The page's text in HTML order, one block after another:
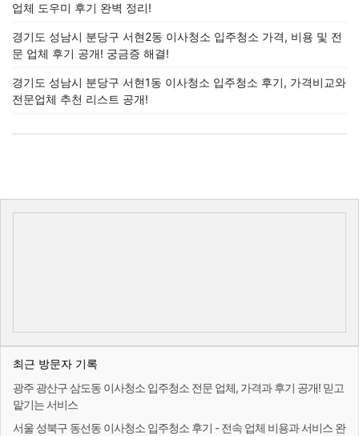
업체 도우미 후기 완벽 정리!
경기도 성남시 분당구 서현2동 이사청소 입주청소 가격, 비용 및 전
문 업체 후기 공개! 궁금증 해결!
경기도 성남시 분당구 서현1동 이사청소 입주청소 후기, 가격비교와
전문업체 추천 리스트 공개!
최근 방문자 기록
광주 광산구 삼도동 이사청소 입주청소 전문 업체, 가격과 후기 공개! 믿고
맡기는 서비스
서울 성북구 동선동 이사청소 입주청소 후기 - 전속 업체 비용과 서비스 완